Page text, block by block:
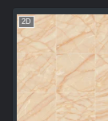
2D